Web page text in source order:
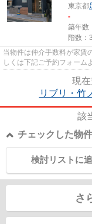
東京都
-
築年数
階数：
当物件は仲介手数料が家賃
しくは下記ご予約フォーム
現在
リブリ・竹
該
チェックした物
検討リストに
さ